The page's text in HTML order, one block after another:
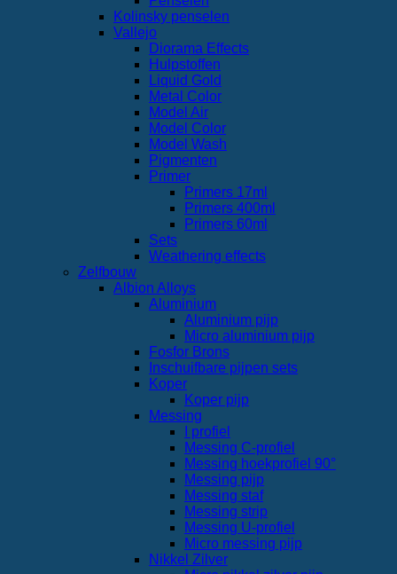
Kolinsky penselen
Vallejo
Diorama Effects
Hulpstoffen
Liquid Gold
Metal Color
Model Air
Model Color
Model Wash
Pigmenten
Primer
Primers 17ml
Primers 400ml
Primers 60ml
Sets
Weathering effects
Zelfbouw
Albion Alloys
Aluminium
Aluminium pijp
Micro aluminium pijp
Fosfor Brons
Inschuifbare pijpen sets
Koper
Koper pijp
Messing
I profiel
Messing C-profiel
Messing hoekprofiel 90°
Messing pijp
Messing staf
Messing strip
Messing U-profiel
Micro messing pijp
Nikkel Zilver